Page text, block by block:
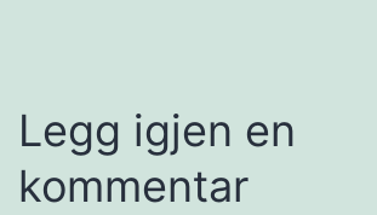
Legg igjen en
kommentar